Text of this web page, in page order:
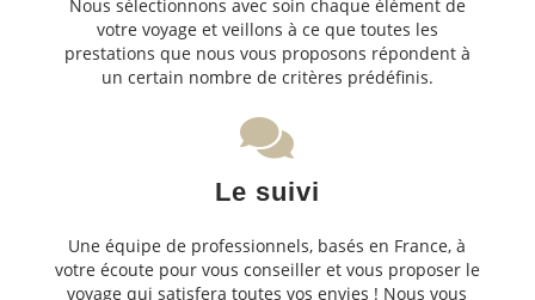
Nous sélectionnons avec soin chaque élément de
votre voyage et veillons à ce que toutes les
prestations que nous vous proposons répondent à
un certain nombre de critères prédéfinis.
Le suivi
Une équipe de professionnels, basés en France, à
votre écoute pour vous conseiller et vous proposer le
voyage qui satisfera toutes vos envies ! Nous vous